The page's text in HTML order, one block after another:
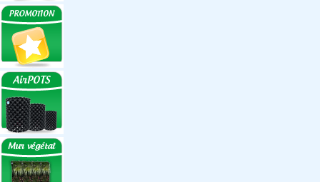
Ampoules ECO
Réflecteurs ECO
Réflecteurs
Accessoires
Box Discount
Box par marque
Hortibox
Homebox